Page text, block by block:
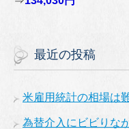
最近の投稿
米雇用統計の相場は
為替介入にビビりな